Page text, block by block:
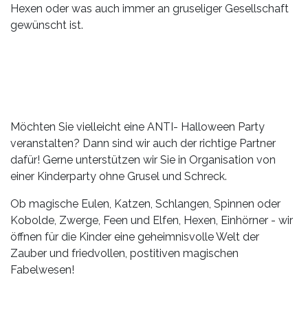
Hexen oder was auch immer an gruseliger Gesellschaft
gewünscht ist.
Möchten Sie vielleicht eine ANTI- Halloween Party
veranstalten? Dann sind wir auch der richtige Partner
dafür! Gerne unterstützen wir Sie in Organisation von
einer Kinderparty ohne Grusel und Schreck.
Ob magische Eulen, Katzen, Schlangen, Spinnen oder
Kobolde, Zwerge, Feen und Elfen, Hexen, Einhörner - wir
öffnen für die Kinder eine geheimnisvolle Welt der
Zauber und friedvollen, postitiven magischen
Fabelwesen!